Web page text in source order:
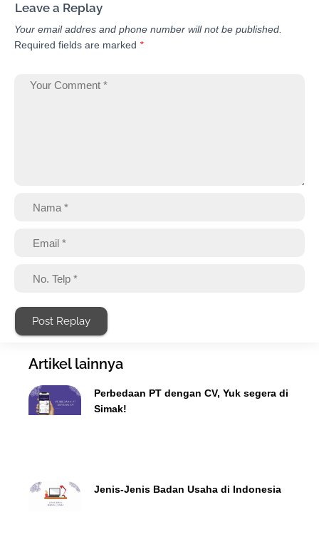
Leave a Replay
Your email addres and phone number will not be published.
Required fields are marked *
Post Replay
Artikel lainnya
Perbedaan PT dengan CV, Yuk segera di
Simak!
Jenis-Jenis Badan Usaha di Indonesia